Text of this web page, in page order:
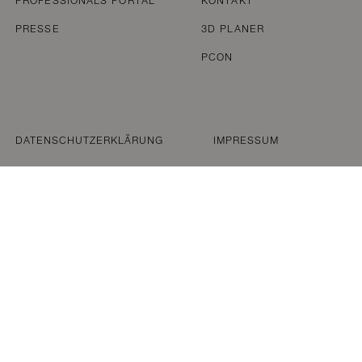
PRESSE 3D PLANER
PCON
DATENSCHUTZERKLÄRUNG IMPRESSUM